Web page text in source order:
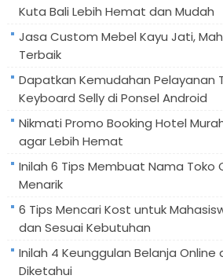
Kuta Bali Lebih Hemat dan Mudah
Jasa Custom Mebel Kayu Jati,
Terbaik
Dapatkan Kemudahan Pelayanan
Keyboard Selly di Ponsel Android
Nikmati Promo Booking Hotel
agar Lebih Hemat
Inilah 6 Tips Membuat Nama Toko
Menarik
6 Tips Mencari Kost untuk
dan Sesuai Kebutuhan
Inilah 4 Keunggulan Belanja Online
Diketahui